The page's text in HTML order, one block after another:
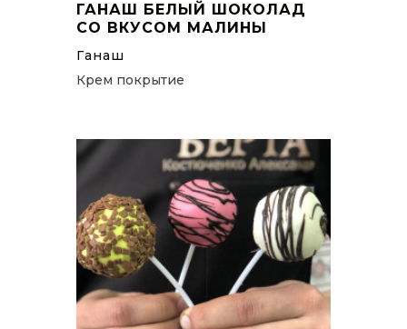
ГАНАШ БЕЛЫЙ ШОКОЛАД
СО ВКУСОМ МАЛИНЫ
Ганаш
Крем покрытие